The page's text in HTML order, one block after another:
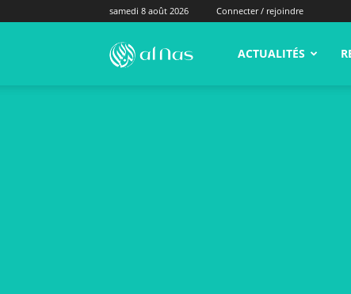
samedi 8 août 2026 Connecter / rejoindre
alNas.fr ACTUALITÉS